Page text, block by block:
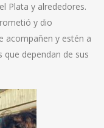
Plata y alrededores.
y dio
acompañen y estén a
dependan de sus